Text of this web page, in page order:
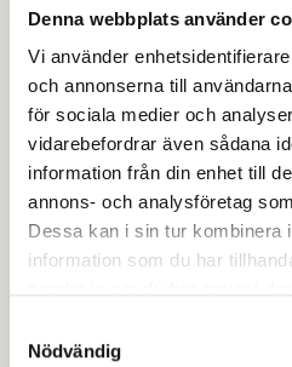
Denna webbplats använder
Vi använder
och annonserna till
för sociala medier och
vidarebefordrar även sådana
information från din enhet till
annons- och analysföretag
Dessa kan i sin tur kombinera
information som du har
Nödvändig
fordonet närmar sig till
sig på eller bredvid vägen.
fort
Trafikanterna ska visa
vägen får trafikanten inte